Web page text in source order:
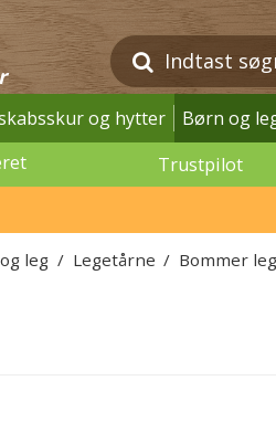
og hytter Børn og
Trustpilot
leg / Legetårne / Bommer